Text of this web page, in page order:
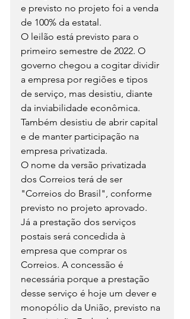
e previsto no projeto foi a venda
de 100% da estatal.
O leilão está previsto para o
primeiro semestre de 2022. O
governo chegou a cogitar dividir
a empresa por regiões e tipos
de serviço, mas desistiu, diante
da inviabilidade econômica.
Também desistiu de abrir capital
e de manter participação na
empresa privatizada.
O nome da versão privatizada
dos Correios terá de ser
"Correios do Brasil", conforme
previsto no projeto aprovado.
Já a prestação dos serviços
postais será concedida à
empresa que comprar os
Correios. A concessão é
necessária porque a prestação
desse serviço é hoje um dever e
monopólio da União, previsto na